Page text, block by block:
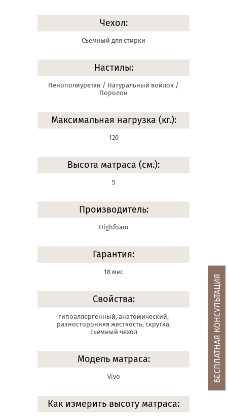
Чехол:
Съемный для стирки
Настилы:
Пенополиуретан / Натуральный войлок /
Поролон
Максимальная нагрузка (кг.):
120
Высота матраса (см.):
5
Производитель:
Highfoam
Гарантия:
18 мес
Свойства:
гипоаллергенный, анатомический,
разносторонняя жесткость, скрутка,
сьемный чехол
Модель матраса:
Vivo
Как измерить высоту матраса:
БЕСПЛАТНАЯ КОНСУЛЬТАЦИЯ